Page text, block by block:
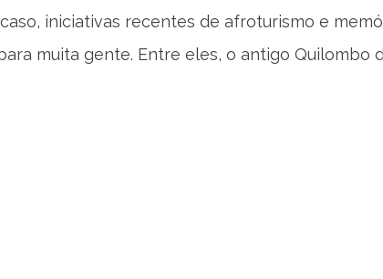
iniciativas recentes de afroturismo e
muita gente. Entre eles, o antigo Quilombo